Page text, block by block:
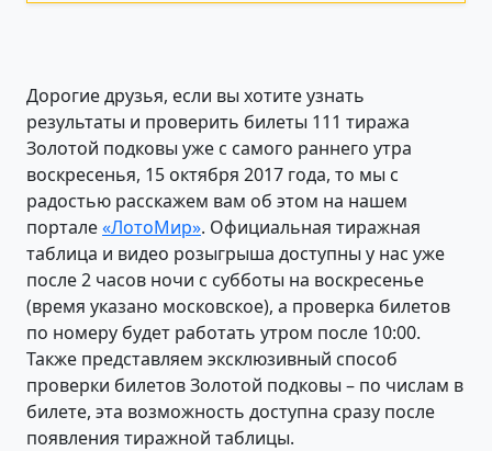
Дорогие друзья, если вы хотите узнать
результаты и проверить билеты 111 тиража
Золотой подковы уже с самого раннего утра
воскресенья, 15 октября 2017 года, то мы с
радостью расскажем вам об этом на нашем
портале«ЛотоМир». Официальная тиражная
таблица и видео розыгрыша доступны у нас уже
после 2 часов ночи с субботы на воскресенье
(время указано московское), а проверка билетов
по номеру будет работать утром после 10:00.
Также представляем эксклюзивный способ
проверки билетов Золотой подковы – по числам в
билете, эта возможность доступна сразу после
появления тиражной таблицы.